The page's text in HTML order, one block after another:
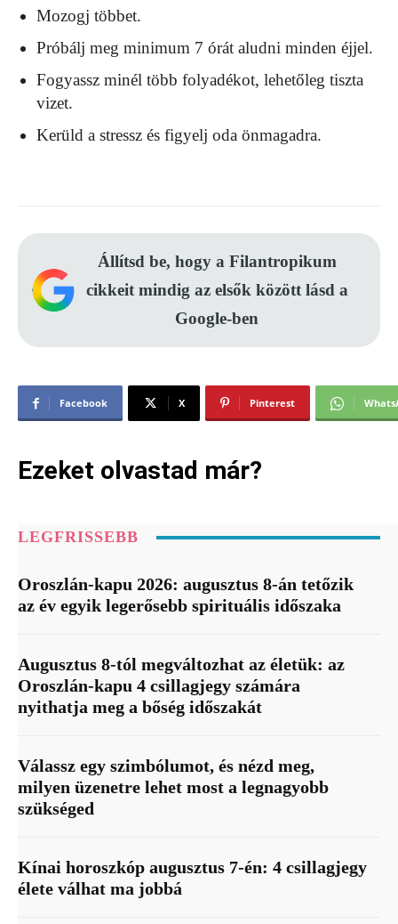
Mozogj többet.
Próbálj meg minimum 7 órát aludni minden éjjel.
Fogyassz minél több folyadékot, lehetőleg tiszta
vizet.
Kerüld a stressz és figyelj oda önmagadra.
Állítsd be, hogy a Filantropikum
cikkeit mindig az elsők között lásd a
Google-ben
Facebook X Pinterest
Ezeket olvastad már?
LEGFRISSEBB
Oroszlán-kapu 2026: augusztus 8-án tetőzik
az év egyik legerősebb spirituális időszaka
Augusztus 8-tól megváltozhat az életük: az
Oroszlán-kapu 4 csillagjegy számára
nyithatja meg a bőség időszakát
Válassz egy szimbólumot, és nézd meg,
milyen üzenetre lehet most a legnagyobb
szükséged
Kínai horoszkóp augusztus 7-én: 4 csillagjegy
élete válhat ma jobbá